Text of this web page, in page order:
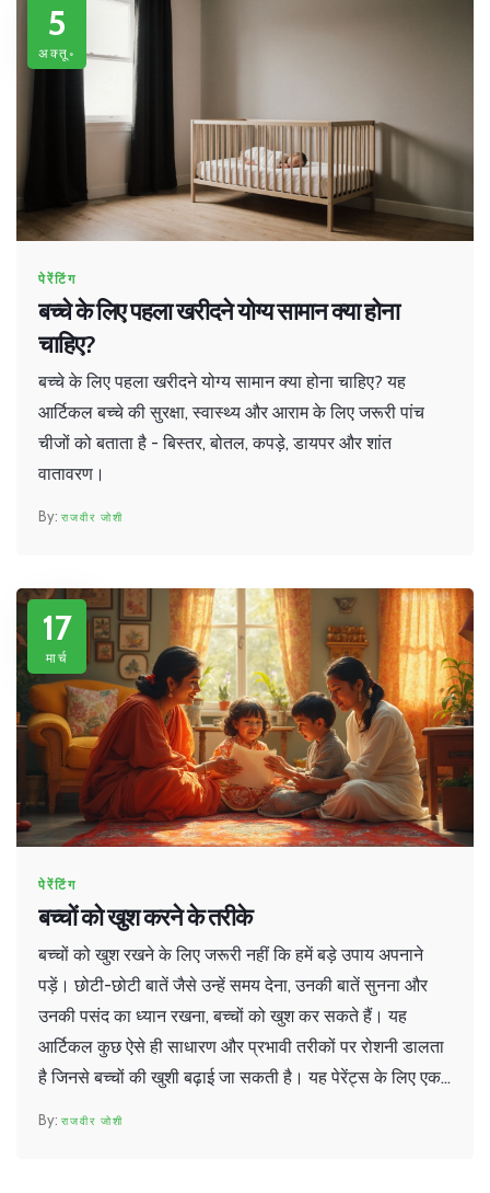
5
अक्तू॰
पेरेंटिंग
बच्चे के लिए पहला खरीदने योग्य सामान क्या होना
चाहिए?
बच्चे के लिए पहला खरीदने योग्य सामान क्या होना चाहिए? यह
आर्टिकल बच्चे की सुरक्षा, स्वास्थ्य और आराम के लिए जरूरी पांच
चीजों को बताता है - बिस्तर, बोतल, कपड़े, डायपर और शांत
वातावरण।
राजवीर जोशी
17
मार्च
पेरेंटिंग
बच्चों को खुश करने के तरीके
बच्चों को खुश रखने के लिए जरूरी नहीं कि हमें बड़े उपाय अपनाने
पड़ें। छोटी-छोटी बातें जैसे उन्हें समय देना, उनकी बातें सुनना और
उनकी पसंद का ध्यान रखना, बच्चों को खुश कर सकते हैं। यह
आर्टिकल कुछ ऐसे ही साधारण और प्रभावी तरीकों पर रोशनी डालता
है जिनसे बच्चों की खुशी बढ़ाई जा सकती है। यह पेरेंट्स के लिए एक
राजवीर जोशी